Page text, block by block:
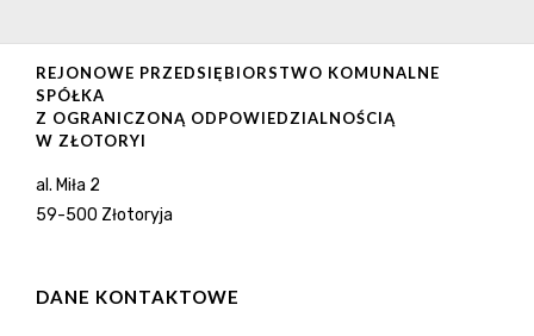
REJONOWE PRZEDSIĘBIORSTWO KOMUNALNE
SPÓŁKA
Z OGRANICZONĄ ODPOWIEDZIALNOŚCIĄ
W ZŁOTORYI
al. Miła 2
59-500 Złotoryja
DANE KONTAKTOWE